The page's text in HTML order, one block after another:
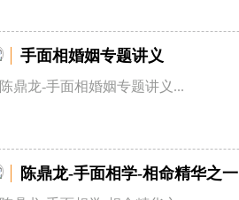
手面相婚姻专题讲义
陈鼎龙-手面相婚姻专题讲义...
陈鼎龙-手面相学-相命精华之一